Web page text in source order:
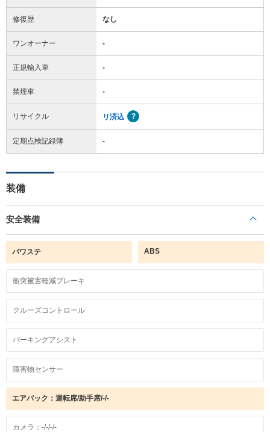
修復歴 なし
ワンオーナー -
正規輸入車 -
禁煙車 -
リサイクル リ済込
定期点検記録簿 -
装備
安全装備
パワステ ABS
衝突被害軽減ブレーキ
クルーズコントロール
パーキングアシスト
障害物センサー
エアバック：運転席/助手席/-/-
カメラ：-/-/-/-